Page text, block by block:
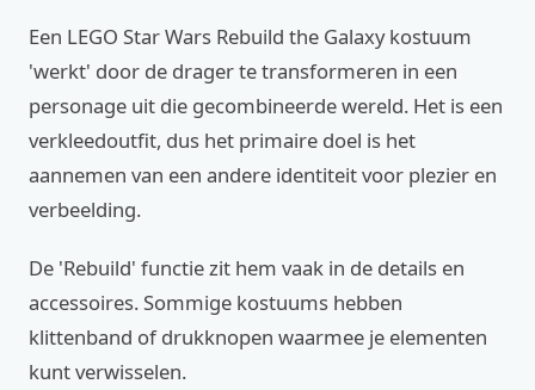
Een LEGO Star Wars Rebuild the Galaxy kostuum
'werkt' door de drager te transformeren in een
personage uit die gecombineerde wereld. Het is een
verkleedoutfit, dus het primaire doel is het
aannemen van een andere identiteit voor plezier en
verbeelding.
De 'Rebuild' functie zit hem vaak in de details en
accessoires. Sommige kostuums hebben
klittenband of drukknopen waarmee je elementen
kunt verwisselen.